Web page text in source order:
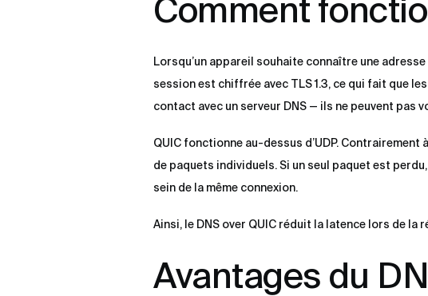
Comment
Lorsqu’un appareil souhaite connaître une
session est chiffrée avec TLS 1.3, ce qui fait que
contact avec un serveur DNS — ils ne peuvent pas
QUIC fonctionne au-dessus d’UDP.
de paquets individuels. Si un seul paquet est
sein de la même connexion.
Ainsi, le DNS over QUIC réduit la latence lors de
Avantages du